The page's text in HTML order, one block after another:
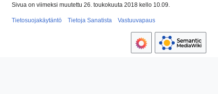
Sivua on viimeksi muutettu 26. toukokuuta 2018 kello 10.09.
Tietosuojakäytäntö Tietoja Sanatista Vastuuvapaus